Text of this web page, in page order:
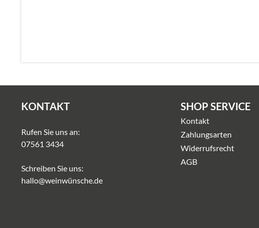
KONTAKT
Rufen Sie uns an:
07561 3434
Schreiben Sie uns:
hallo@weinwünsche.de
SHOP SERVICE
Kontakt
Zahlungsarten
Widerrufsrecht
AGB